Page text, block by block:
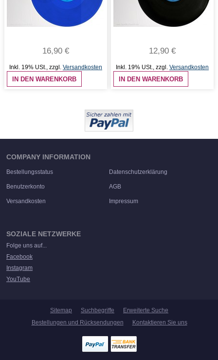
16,90 €
Inkl. 19% USt., zzgl. Versandkosten
IN DEN WARENKORB
12,90 €
Inkl. 19% USt., zzgl. Versandkosten
IN DEN WARENKORB
COMPANY INFORMATION
Bestellungsstatus Datenschutzerklärung
Benutzerkonto AGB
Versandkosten Impressum
SOZIALE NETZWERKE
Folge uns auf...
Facebook
Instagram
YouTube
Sitemap Suchbegriffe
Erweiterte Suche
Bestellungen und Rücksendungen
Kontaktieren Sie uns